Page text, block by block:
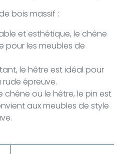
bois massif :
et esthétique, le chêne
pour les meubles de
le hêtre est idéal pour
rude épreuve.
chêne ou le hêtre, le pin est
aux meubles de style